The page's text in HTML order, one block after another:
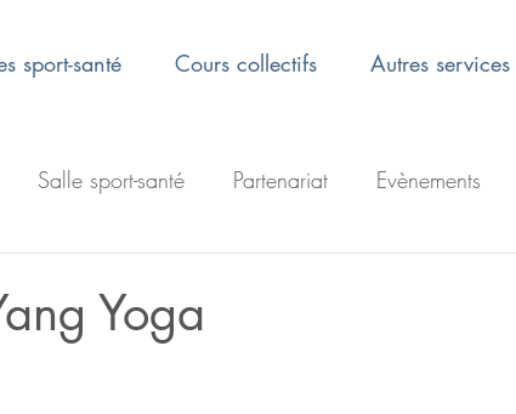
sport-santé Cours collectifs Autres services
Salle sport-santé Partenariat Evènements
Yoga